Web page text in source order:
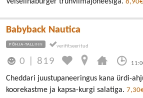
8,90€
Babyback Nautica
PÕHJA-TALLINN
0 819
Cheddari juustupaneeringus kana ürdi-
koorekastme ja kapsa-kurgi salatiga.